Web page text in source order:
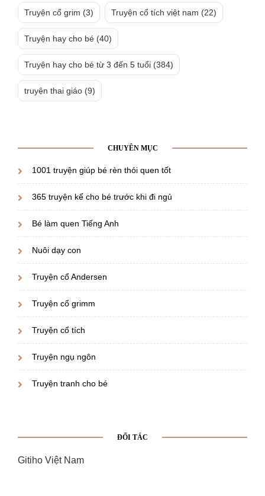
Truyện cổ grim (3) Truyện cổ tích việt nam (22)
Truyện hay cho bé (40)
Truyện hay cho bé từ 3 đến 5 tuổi (384)
truyện thai giáo (9)
CHUYÊN MỤC
1001 truyện giúp bé rèn thói quen tốt
365 truyện kể cho bé trước khi đi ngủ
Bé làm quen Tiếng Anh
Nuôi dạy con
Truyện cổ Andersen
Truyện cổ grimm
Truyện cổ tích
Truyện ngụ ngôn
Truyện tranh cho bé
ĐỐI TÁC
Gitiho Việt Nam